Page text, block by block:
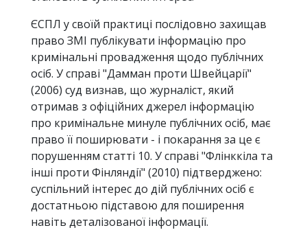
ЄСПЛ у своїй практиці послідовно захищав
право ЗМІ публікувати інформацію про
кримінальні провадження щодо публічних
осіб. У справі "Дамман проти Швейцарії"
(2006) суд визнав, що журналіст, який
отримав з офіційних джерел інформацію
про кримінальне минуле публічних осіб, має
право її поширювати - і покарання за це є
порушенням статті 10. У справі "Флінккіла та
інші проти Фінляндії" (2010) підтверджено:
суспільний інтерес до дій публічних осіб є
достатньою підставою для поширення
навіть деталізованої інформації.